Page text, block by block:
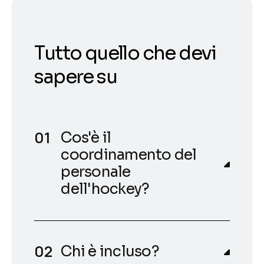
Tutto quello che devi
sapere su
Cos'è il
coordinamento del
personale
dell'hockey?
Chi è incluso?